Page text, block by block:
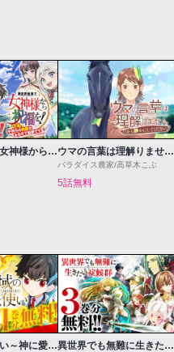
異世界転移で女神様から祝福を！～いえ、手持ちの異能があるので結構です～@COMIC ウマの言葉は理解りませんだから静かにしてください！
パラダイス農家/高草木こぶ
5話無料
神域の魔法使い～神に愛された落第生は魔法学院へ通う～ 異世界でも無難に生きたい症候群